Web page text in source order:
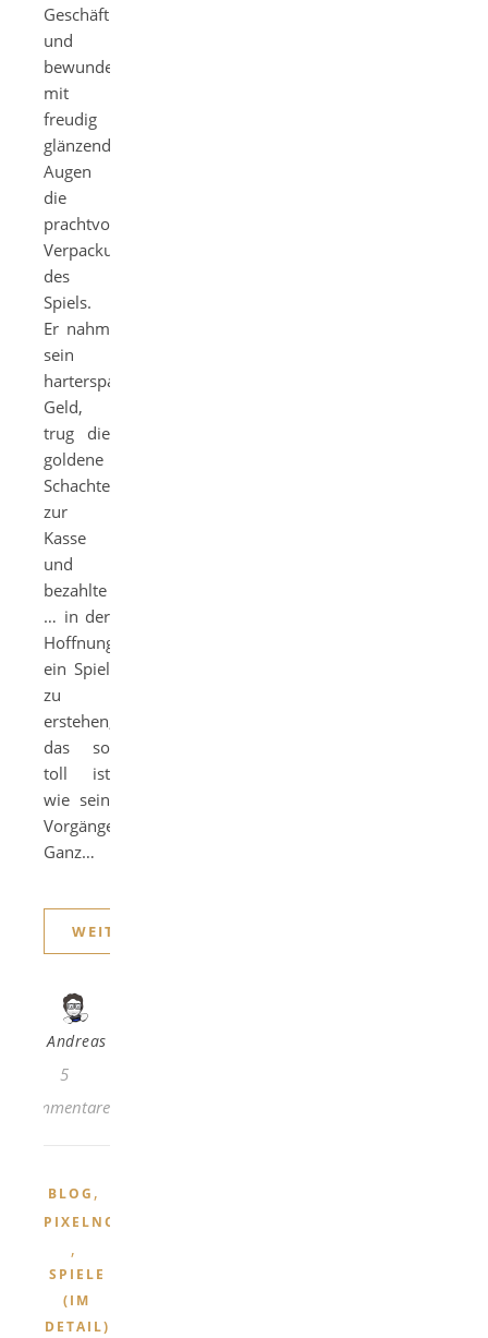
Geschäft
und
bewunderte
mit
freudig
glänzenden
Augen
die
prachtvolle
Verpackung
des
Spiels.
Er nahm
sein
harterspartes
Geld,
trug die
goldene
Schachtel
zur
Kasse
und
bezahlte
… in der
Hoffnung
ein Spiel
zu
erstehen,
das so
toll ist
wie sein
Vorgänger.
Ganz…
WEITERLESEN
Andreas
5
Kommentare
BLOG ,
PIXELNOSTALGIE
,
SPIELE
(IM
DETAIL)